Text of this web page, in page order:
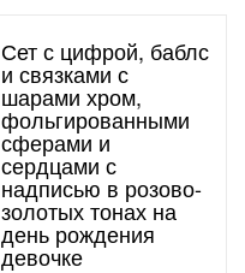
Сет с цифрой, баблс
и связками с
шарами хром,
фольгированными
сферами и
сердцами с
надписью в розово-
золотых тонах на
день рождения
девочке